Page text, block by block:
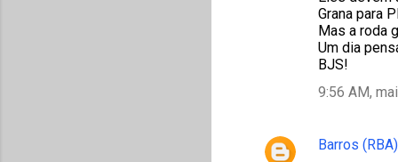
Grana para
Mas a roda
Um dia
BJS!
9:56 AM,
Barros (RBA)